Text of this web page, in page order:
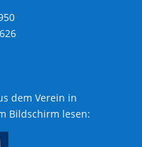
dem Verein in
Bildschirm lesen: